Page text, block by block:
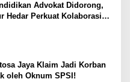
Advokat Didorong,
Hedar Perkuat Kolaborasi
Jaya Klaim Jadi Korban
oleh Oknum SPSI!